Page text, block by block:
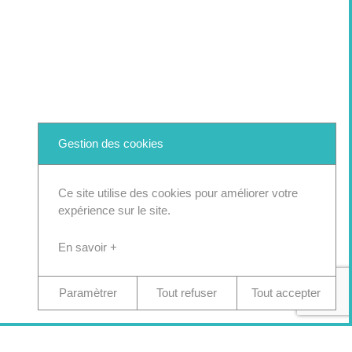
Gestion des cookies
Ce site utilise des cookies pour améliorer votre
expérience sur le site.
En savoir +
Paramètrer Tout refuser Tout accepter